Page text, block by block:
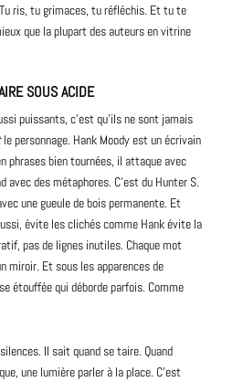
ris, tu grimaces, tu réfléchis. Et tu te
que la plupart des auteurs en vitrine
SOUS ACIDE
puissants, c’est qu’ils ne sont jamais
le personnage. Hank Moody est un écrivain
phrases bien tournées, il attaque avec
avec des métaphores. C’est du Hunter S.
une gueule de bois permanente. Et
évite les clichés comme Hank évite la
pas de lignes inutiles. Chaque mot
miroir. Et sous les apparences de
étouffée qui déborde parfois. Comme
Il sait quand se taire. Quand
une lumière parler à la place. C’est